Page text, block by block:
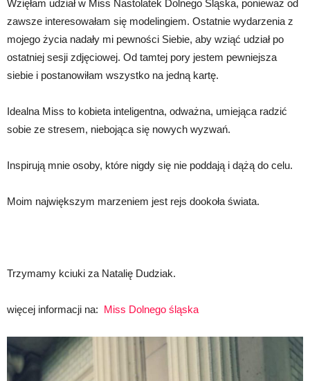
Wzięłam udział w Miss Nastolatek Dolnego Śląska, ponieważ od
zawsze interesowałam się modelingiem. Ostatnie wydarzenia z
mojego życia nadały mi pewności Siebie, aby wziąć udział po
ostatniej sesji zdjęciowej. Od tamtej pory jestem pewniejsza
siebie i postanowiłam wszystko na jedną kartę.
Idealna Miss to kobieta inteligentna, odważna, umiejąca radzić
sobie ze stresem, niebojąca się nowych wyzwań.
Inspirują mnie osoby, które nigdy się nie poddają i dążą do celu.
Moim największym marzeniem jest rejs dookoła świata.
Trzymamy kciuki za Natalię Dudziak.
więcej informacji na: Miss Dolnego śląska